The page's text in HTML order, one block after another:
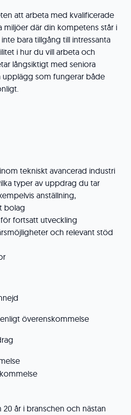
att arbeta med kvalificerade
miljöer där din kompetens står i
bara tillgång till intressanta
i hur du vill arbeta och
långsiktigt med seniora
upplägg som fungerar både
tekniskt avancerad industri
typer av uppdrag du tar
anställning,
bolag
fortsatt utveckling
och relevant stöd
överenskommelse
år i branschen och nästan